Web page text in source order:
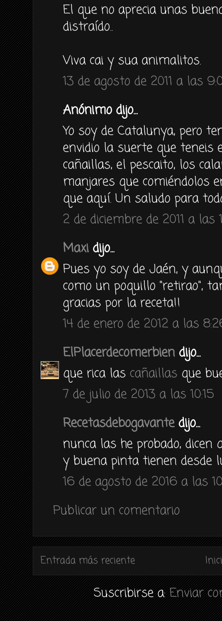
El que no aprecia unas
distraído..
Viva cai y sua animalitos.
13 de agosto de 2011 a las
Anónimo dijo...
Yo soy de Catalunya, pero
envidio la suerte que teneis
cañaillas, el pescaito, los
manjares que comiéndolos
que aquí. Un saludo para
2 de diciembre de 2011 a las
Maxi dijo...
Pues yo soy de Jaén, y
como un poquillo "retirao",
gracias por la receta!!
14 de enero de 2012 a las
ElPlacerdecomerbien dijo...
que rica las cañaillas que
7 de julio de 2013 a las 10:15
Recetasdebogavantedijo...
nunca las he probado,
y buena pinta tienen desde
16 de agosto de 2016 a las
Publicar un comentario
Entrada más reciente
Suscribirse a:Enviar